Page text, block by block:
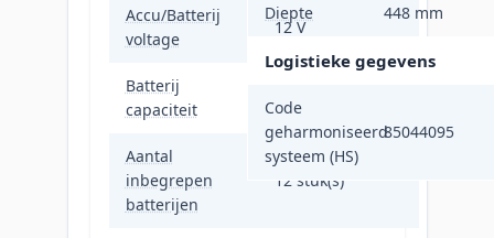
Accu/Batterij
voltage
12 V
Batterij
capaciteit
9 Ah
Aantal
inbegrepen
batterijen
12 stuk(s)
Diepte 448 mm
Logistieke gegevens
Code
geharmoniseerd
systeem (HS)
85044095